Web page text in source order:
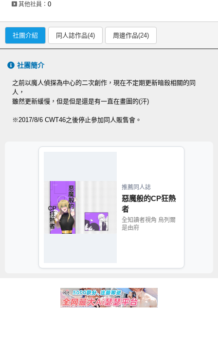
其他社員：0
社團介紹 同人誌作品(4) 周邊作品(24)
社團簡介
之前以魔人偵探為中心的二次創作，現在不定期更新暗殺相關的同
人，
雖然更新緩慢，但是但是還是有一直在畫圖的(汗)
※2017/8/6 CWT46之後停止參加同人販售會。
推薦同人誌
惡魔般的CP狂熱
者
全知讀者視角 烏列爾
是由府